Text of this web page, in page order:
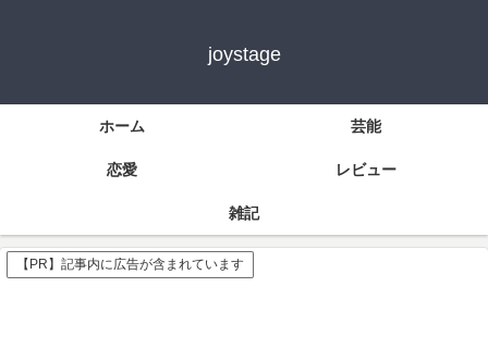
joystage
ホーム 芸能
恋愛 レビュー
雑記
【PR】記事内に広告が含まれています